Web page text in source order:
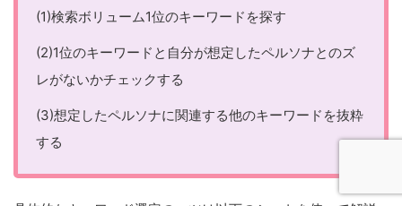
(1)検索ボリューム1位のキーワードを探す
(2)1位のキーワードと自分が想定したペルソナとのズ
レがないかチェックする
(3)想定したペルソナに関連する他のキーワードを抜粋
する